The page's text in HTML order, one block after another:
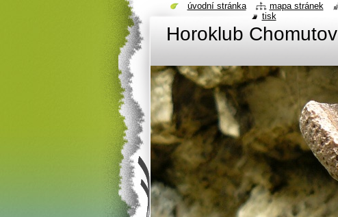
Horoklub Chomutov
úvodní stránka mapa stránek
tisk